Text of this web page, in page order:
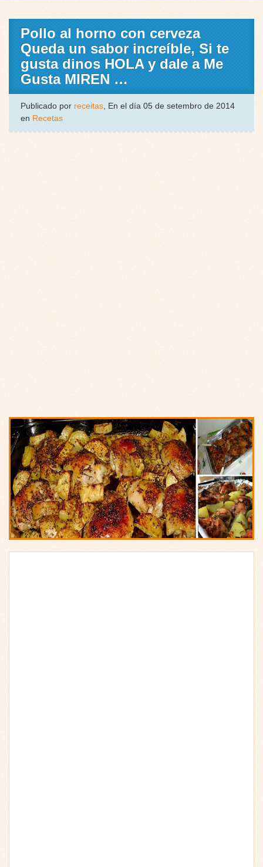
Pollo al horno con cerveza
Queda un sabor increíble, Si te
gusta dinos HOLA y dale a Me
Gusta MIREN …
Publicado por receitas, En el día 05 de setembro de 2014
en Recetas